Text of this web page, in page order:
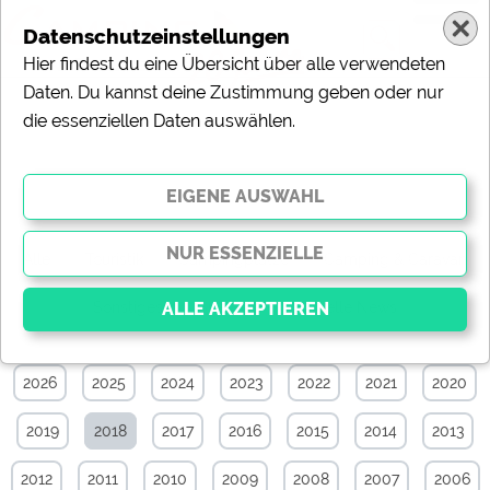
Campingplätze
Specials Aktuelle News
2026 2025 2024 2023 2022 2021 2020
2019 2018 2017 2016 2015 2014 2013
2012 2011 2010 2009 2008 2007 2006
Datenschutzeinstellungen
Hier findest du eine Übersicht über alle verwendeten
Daten. Du kannst deine Zustimmung geben oder nur
die essenziellen Daten auswählen.
Essenziell
Essenzielle Cookies ermöglichen grundlegende
Funktionen und sind für die einwandfreie Funktion der
werden Teile der Websitenicht funktionieren.